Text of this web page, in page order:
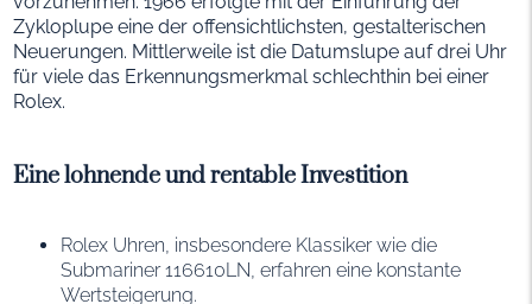
Zykloplupe eine der offensichtlichsten, gestalterischen
Neuerungen. Mittlerweile ist die Datumslupe auf drei Uhr
für viele das Erkennungsmerkmal schlechthin bei einer
Rolex.
Eine lohnende und rentable Investition
Rolex Uhren, insbesondere Klassiker wie die
Submariner 116610LN, erfahren eine konstante
Wertsteigerung.